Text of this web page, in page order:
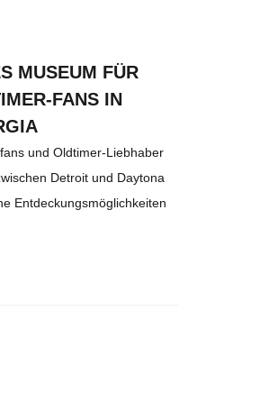
MUSEUM FÜR
FANS IN
und Oldtimer-Liebhaber
Detroit und Daytona
Entdeckungsmöglichkeiten